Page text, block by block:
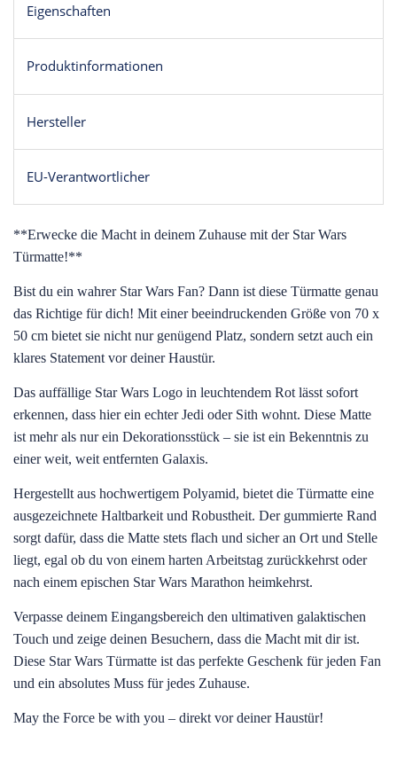
Eigenschaften
Produktinformationen
Hersteller
EU-Verantwortlicher
**Erwecke die Macht in deinem Zuhause mit der Star Wars
Türmatte!**
Bist du ein wahrer Star Wars Fan? Dann ist diese Türmatte genau
das Richtige für dich! Mit einer beeindruckenden Größe von 70 x
50 cm bietet sie nicht nur genügend Platz, sondern setzt auch ein
klares Statement vor deiner Haustür.
Das auffällige Star Wars Logo in leuchtendem Rot lässt sofort
erkennen, dass hier ein echter Jedi oder Sith wohnt. Diese Matte
ist mehr als nur ein Dekorationsstück – sie ist ein Bekenntnis zu
einer weit, weit entfernten Galaxis.
Hergestellt aus hochwertigem Polyamid, bietet die Türmatte eine
ausgezeichnete Haltbarkeit und Robustheit. Der gummierte Rand
sorgt dafür, dass die Matte stets flach und sicher an Ort und Stelle
liegt, egal ob du von einem harten Arbeitstag zurückkehrst oder
nach einem epischen Star Wars Marathon heimkehrst.
Verpasse deinem Eingangsbereich den ultimativen galaktischen
Touch und zeige deinen Besuchern, dass die Macht mit dir ist.
Diese Star Wars Türmatte ist das perfekte Geschenk für jeden Fan
und ein absolutes Muss für jedes Zuhause.
May the Force be with you – direkt vor deiner Haustür!